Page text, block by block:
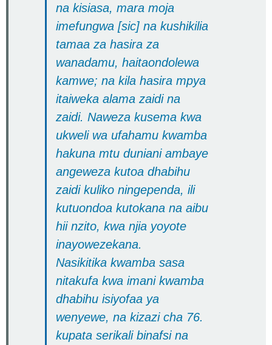
na kisiasa, mara moja
imefungwa [sic] na kushikilia
tamaa za hasira za
wanadamu, haitaondolewa
kamwe; na kila hasira mpya
itaiweka alama zaidi na
zaidi. Naweza kusema kwa
ukweli wa ufahamu kwamba
hakuna mtu duniani ambaye
angeweza kutoa dhabihu
zaidi kuliko ningependa, ili
kutuondoa kutokana na aibu
hii nzito, kwa njia yoyote
inayowezekana.
Nasikitika kwamba sasa
nitakufa kwa imani kwamba
dhabihu isiyofaa ya
wenyewe, na kizazi cha 76.
kupata serikali binafsi na